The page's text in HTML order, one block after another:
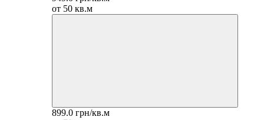
от 50 кв.м
899.0 грн/кв.м